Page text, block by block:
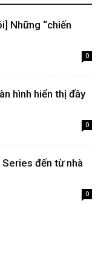
Những “chiến
0
hình hiển thị đầy
0
đến từ nhà
0